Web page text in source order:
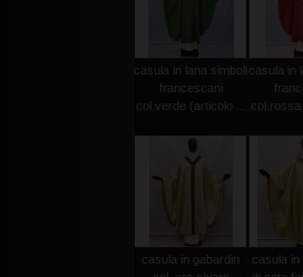
casula in lana simboli
francescani
col.verde (articolo ...
casula in
casula in gabardin
casula